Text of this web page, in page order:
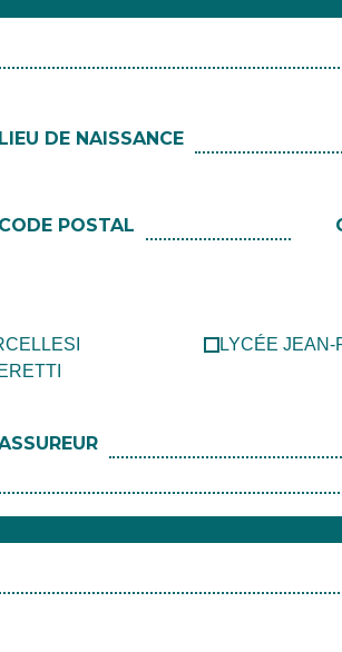
LIEU DE NAISSANCE
CODE POSTAL
LYCÉE